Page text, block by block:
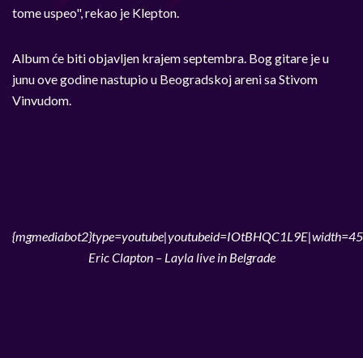
tome uspeo", rekao je Klepton.
Album će biti objavljen krajem septembra. Bog gitare je u
junu ove godine nastupio u Beogradskoj areni sa Stivom
Vinvudom.
Eric Clapton – Layla live in Belgrade